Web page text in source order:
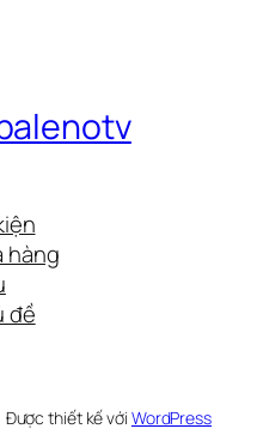
hàng
đề
Được thiết kế với WordPress